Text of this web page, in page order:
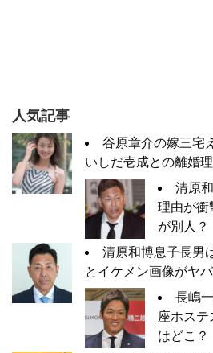
人気記事
谷原章介の嫁三宅
いしだ壱成との離婚理
清原
理由が衝
が別人？
清原和博息子長男
とイケメン画像がヤ
長嶋
座ホス
はどこ？